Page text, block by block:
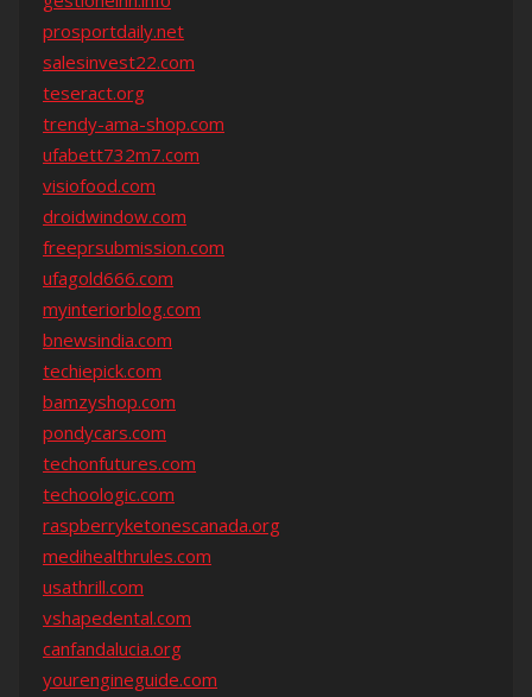
prosportdaily.net
salesinvest22.com
teseract.org
trendy-ama-shop.com
ufabett732m7.com
visiofood.com
droidwindow.com
freeprsubmission.com
ufagold666.com
myinteriorblog.com
bnewsindia.com
techiepick.com
bamzyshop.com
pondycars.com
techonfutures.com
techoologic.com
raspberryketonescanada.org
medihealthrules.com
usathrill.com
vshapedental.com
canfandalucia.org
yourengineguide.com